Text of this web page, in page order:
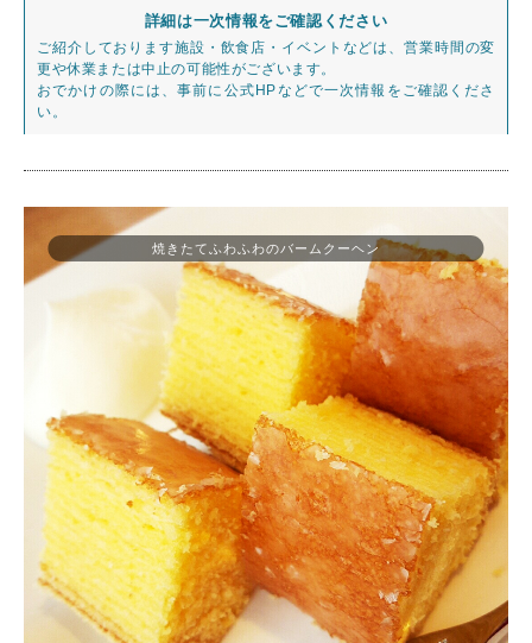
詳細は一次情報をご確認ください
ご紹介しております施設・飲食店・イベントなどは、営業時間の変
更や休業または中止の可能性がございます。
おでかけの際には、事前に公式HPなどで一次情報をご確認くださ
い。
焼きたてふわふわのバームクーヘン